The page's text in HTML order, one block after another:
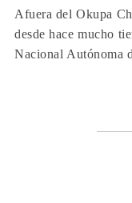
Afuera del Okupa
desde hace mucho
Nacional Autónoma